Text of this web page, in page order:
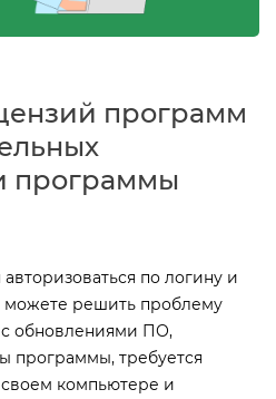
программ
программы
по логину и
решить проблему
с обновлениями ПО,
программы, требуется
компьютере и